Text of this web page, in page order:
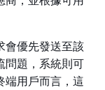
會優先發送至該
問題，系統則可
端用戶而言，這